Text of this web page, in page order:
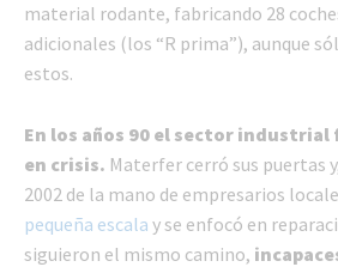
material rodante, fabricando 28
adicionales (los “R prima”), aunque
estos.
En los años 90 el sector
en crisis. Materfer cerró sus puertas
2002 de la mano de empresarios
pequeña escala y se enfocó en
siguieron el mismo camino,